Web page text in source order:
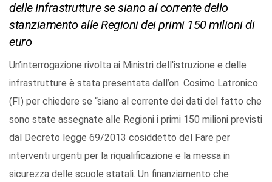
delle Infrastrutture se siano al corrente dello
stanziamento alle Regioni dei primi 150 milioni di
euro
Un’interrogazione rivolta ai Ministri dell'istruzione e delle
infrastrutture è stata presentata dall’on. Cosimo Latronico
(FI) per chiedere se “siano al corrente dei dati del fatto che
sono state assegnate alle Regioni i primi 150 milioni previsti
dal Decreto legge 69/2013 cosiddetto del Fare per
interventi urgenti per la riqualificazione e la messa in
sicurezza delle scuole statali. Un finanziamento che